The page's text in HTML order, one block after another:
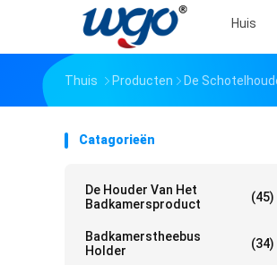
Huis
Thuis Producten De
Catagorieën
De Houder Van Het
Badkamersproduct
(45)
Badkamerstheebus
Holder
(34)